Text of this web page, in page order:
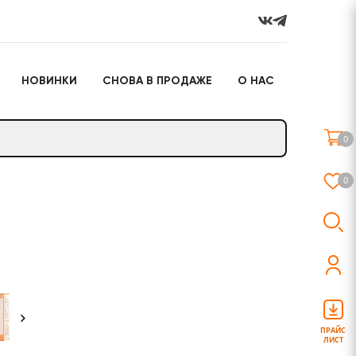
НОВИНКИ СНОВА В ПРОДАЖЕ О НАС
Настольные игры
Подарочные наборы
Слайм
0
0
ПРАЙС
ЛИСТ